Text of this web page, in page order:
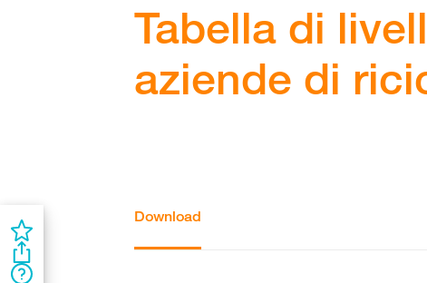
Tabella di
aziende di
Download